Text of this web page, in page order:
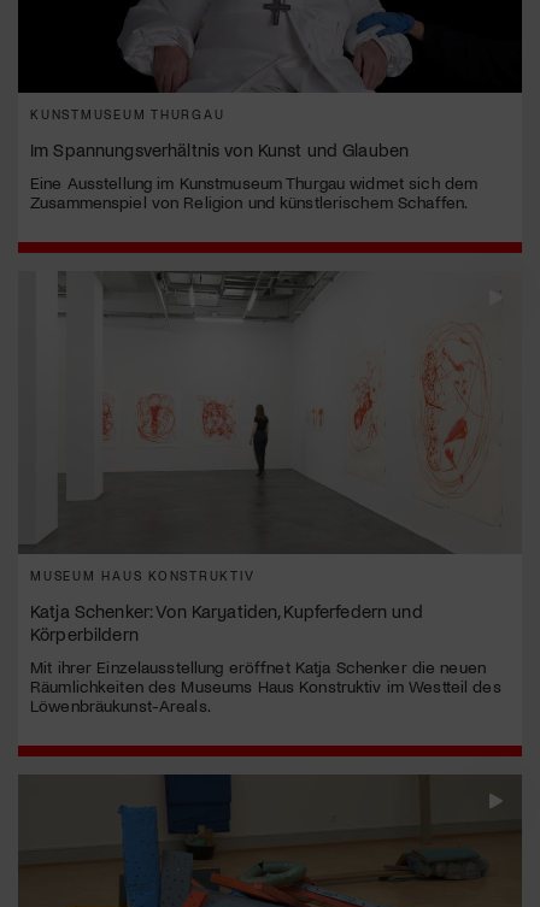
KUNSTMUSEUM THURGAU
Im Spannungsverhältnis von Kunst und Glauben
Eine Ausstellung im Kunstmuseum Thurgau widmet sich dem
Zusammenspiel von Religion und künstlerischem Schaffen.
MUSEUM HAUS KONSTRUKTIV
Katja Schenker: Von Karyatiden, Kupferfedern und
Körperbildern
Mit ihrer Einzelausstellung eröffnet Katja Schenker die neuen
Räumlichkeiten des Museums Haus Konstruktiv im Westteil des
Löwenbräukunst-Areals.